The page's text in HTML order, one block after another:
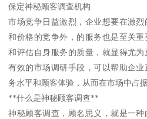
保定神秘顾客调查机构
市场竞争日益激烈，企业想要在激
和价格的竞争外，的服务也是至关
和评估自身服务的质量，就显得尤
有效的市场调研手段，可以帮助企
务水平和顾客体验，从而在市场中占
**什么是神秘顾客调查**
神秘顾客调查，顾名思义，就是一